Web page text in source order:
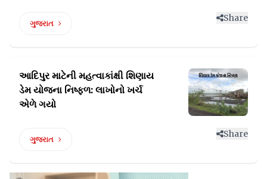
ગુજરાત
Share
આદિપુર માટેની મહત્વાકાંક્ષી શિણાય
ડેમયોજના નિષ્ફળ: લાખોનો ખર્ચ
એળે ગયો
ગુજરાત
Share